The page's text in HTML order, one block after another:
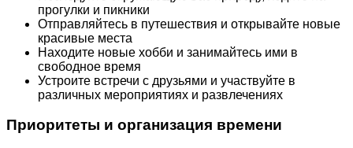
прогулки и пикники
Отправляйтесь в путешествия и открывайте новые
красивые места
Находите новые хобби и занимайтесь ими в
свободное время
Устроите встречи с друзьями и участвуйте в
различных мероприятиях и развлечениях
Приоритеты и организация времени